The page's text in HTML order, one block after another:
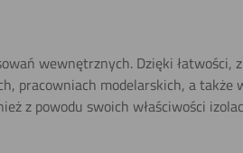
wewnętrznych. Dzięki łatwości,
pracowniach modelarskich, a także
z powodu swoich właściwości